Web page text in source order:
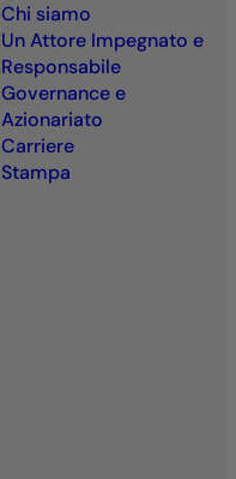
Chi siamo
Un Attore Impegnato e
Responsabile
Governance e
Azionariato
Carriere
Stampa